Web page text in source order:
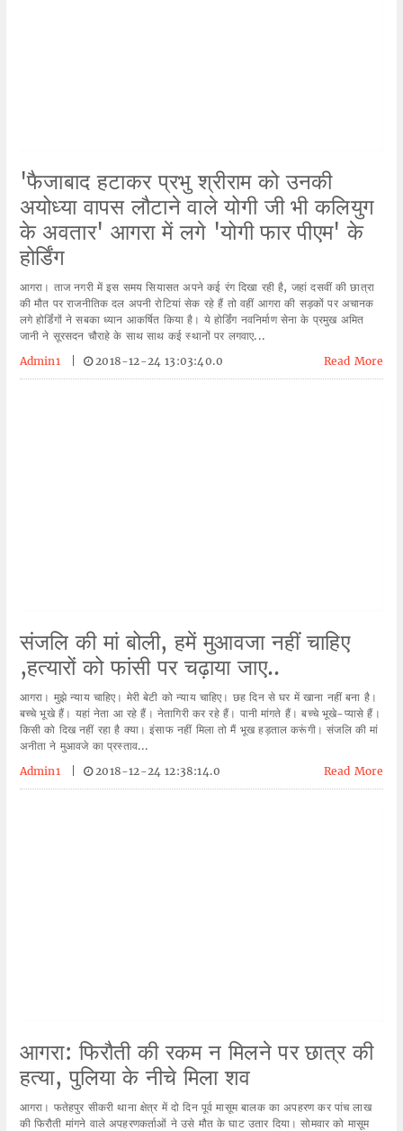
'फैजाबाद हटाकर प्रभु श्रीराम को उनकी
अयोध्या वापस लौटाने वाले योगी जी भी कलियुग
के अवतार' आगरा में लगे 'योगी फार पीएम' के
होर्डिंग
आगरा। ताज नगरी में इस समय सियासत अपने कई रंग दिखा रही है, जहां दसवीं की छात्रा
की मौत पर राजनीतिक दल अपनी रोटियां सेक रहे हैं तो वहीं आगरा की सड़कों पर अचानक
लगे होर्डिंगों ने सबका ध्यान आकर्षित किया है। ये होर्डिंग नवनिर्माण सेना के प्रमुख अमित
जानी ने सूरसदन चौराहे के साथ साथ कई स्थानों पर लगवाए...
Admin1
2018-12-24 13:03:40.0 Read More
संजलि की मां बोली, हमें मुआवजा नहीं चाहिए
,हत्यारों को फांसी पर चढ़ाया जाए..
आगरा। मुझे न्याय चाहिए। मेरी बेटी को न्याय चाहिए। छह दिन से घर में खाना नहीं बना है।
बच्चे भूखे हैं। यहां नेता आ रहे हैं। नेतागिरी कर रहे हैं। पानी मांगते हैं। बच्चे भूखे-प्यासे हैं।
किसी को दिख नहीं रहा है क्या। इंसाफ नहीं मिला तो मैं भूख हड़ताल करूंगी। संजलि की मां
अनीता ने मुआवजे का प्रस्ताव...
Admin1
2018-12-24 12:38:14.0 Read More
आगरा: फिरौती की रकम न मिलने पर छात्र की
हत्या, पुलिया के नीचे मिला शव
आगरा। फतेहपुर सीकरी थाना क्षेत्र में दो दिन पूर्व मासूम बालक का अपहरण कर पांच लाख
की फिरौती मांगने वाले अपहरणकर्ताओं ने उसे मौत के घाट उतार दिया। सोमवार को मासूम